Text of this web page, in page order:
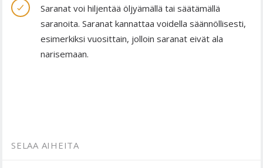
Saranat voi hiljentää öljyämällä tai säätämällä
saranoita. Saranat kannattaa voidella säännöllisesti,
esimerkiksi vuosittain, jolloin saranat eivät ala
narisemaan.
SELAA AIHEITA